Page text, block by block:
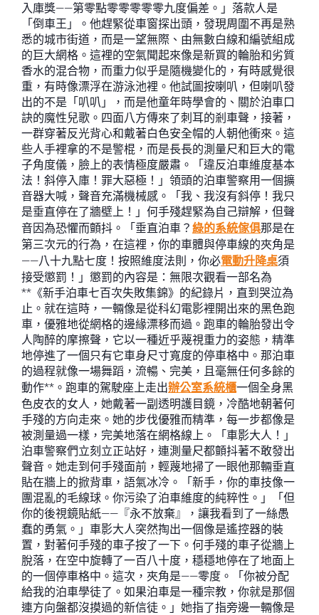
入庫獎——第零點零零零零零九度偏差。」落款人是
「倒車王」。他趕緊從車窗探出頭，發現周圍不再是熟
悉的城市街道，而是一望無際、由無數白線和編號組成
的巨大網格。這裡的空氣聞起來像是新買的輪胎和劣質
香水的混合物，而重力似乎是隨機變化的，有時感覺很
重，有時像漂浮在游泳池裡。他試圖按喇叭，但喇叭發
出的不是「叭叭」，而是他童年時學會的、關於泊車口
訣的魔性兒歌。四面八方傳來了刺耳的剎車聲，接著，
一群穿著反光背心和戴著白色安全帽的人朝他衝來。這
些人手裡拿的不是警棍，而是長長的測量尺和巨大的電
子角度儀，臉上的表情極度嚴肅。「違反泊車維度基本
法！斜停入庫！罪大惡極！」領頭的泊車警察用一個擴
音器大喊，聲音充滿機械感。「我、我沒有斜停！我只
是垂直停在了牆壁上！」何手殘趕緊為自己辯解，但聲
音因為恐懼而顫抖。「垂直泊車？ 綠的系統傢俱那是在
第三次元的行為，在這裡，你的車體與停車線的夾角是
——八十九點七度！按照維度法則，你必電動升降桌須
接受懲罰！」懲罰的內容是：無限次觀看一部名為
**《新手泊車七百次失敗集錦》的紀錄片，直到哭泣為
止。就在這時，一輛像是從科幻電影裡開出來的黑色跑
車，優雅地從網格的邊緣漂移而過。跑車的輪胎發出令
人陶醉的摩擦聲，它以一種近乎蔑視重力的姿態，精準
地停進了一個只有它車身尺寸寬度的停車格中。那泊車
的過程就像一場舞蹈，流暢、完美，且毫無任何多餘的
動作**。跑車的駕駛座上走出辦公室系統櫃一個全身黑
色皮衣的女人，她戴著一副透明護目鏡，冷酷地朝著何
手殘的方向走來。她的步伐優雅而精準，每一步都像是
被測量過一樣，完美地落在網格線上。「車影大人！」
泊車警察們立刻立正站好，連測量尺都顫抖著不敢發出
聲音。她走到何手殘面前，輕蔑地掃了一眼他那輛垂直
貼在牆上的掀背車，語氣冰冷。「新手，你的車技像一
團混亂的毛線球。你污染了泊車維度的純粹性。」「但
你的後視鏡貼紙——『永不放棄』，讓我看到了一絲愚
蠢的勇氣。」車影大人突然掏出一個像是遙控器的裝
置，對著何手殘的車子按了一下。何手殘的車子從牆上
脫落，在空中旋轉了一百八十度，穩穩地停在了地面上
的一個停車格中。這次，夾角是——零度。「你被分配
給我的泊車學徒了。如果泊車是一種宗教，你就是那個
連方向盤都沒摸過的新信徒。」她指了指旁邊一輛像是